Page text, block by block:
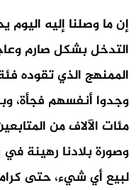
إن ما وصلنا إليه
التدخل بشكل صارم
الممنهج الذي تقوده
وجدوا أنفسهم فجأة،
مئات الآلاف من
وصورة بلادنا رهينة
لبيع أي شيء، حتى